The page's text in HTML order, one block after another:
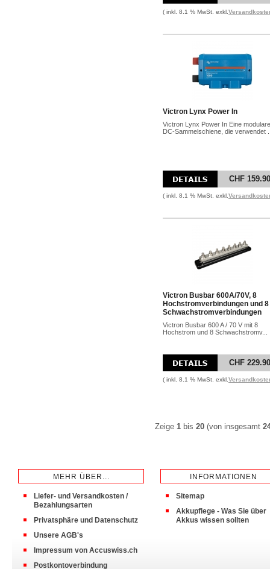
( inkl. 8.1 % MwSt. exkl.
Victron Lynx Power In
Victron Lynx Power In Eine modulare
DC-Sammelschiene, die verwendet
CHF 159.90
( inkl. 8.1 % MwSt. exkl.
Victron Busbar 600A/70V, 8
Hochstromverbindungen und 8
Schwachstromverbindungen
Victron Busbar 600 A / 70 V mit 8
Hochstrom und 8 Schwachstromv...
CHF 229.90
( inkl. 8.1 % MwSt. exkl.
Zeige 1 bis 20 (von insgesamt
MEHR ÜBER...
Liefer- und Versandkosten /
Bezahlungsarten
Privatsphäre und Datenschutz
Unsere AGB's
Impressum von Accuswiss.ch
Postkontoverbindung
INFORMATIONEN
Sitemap
Akkupflege - Was Sie über
Akkus wissen sollten